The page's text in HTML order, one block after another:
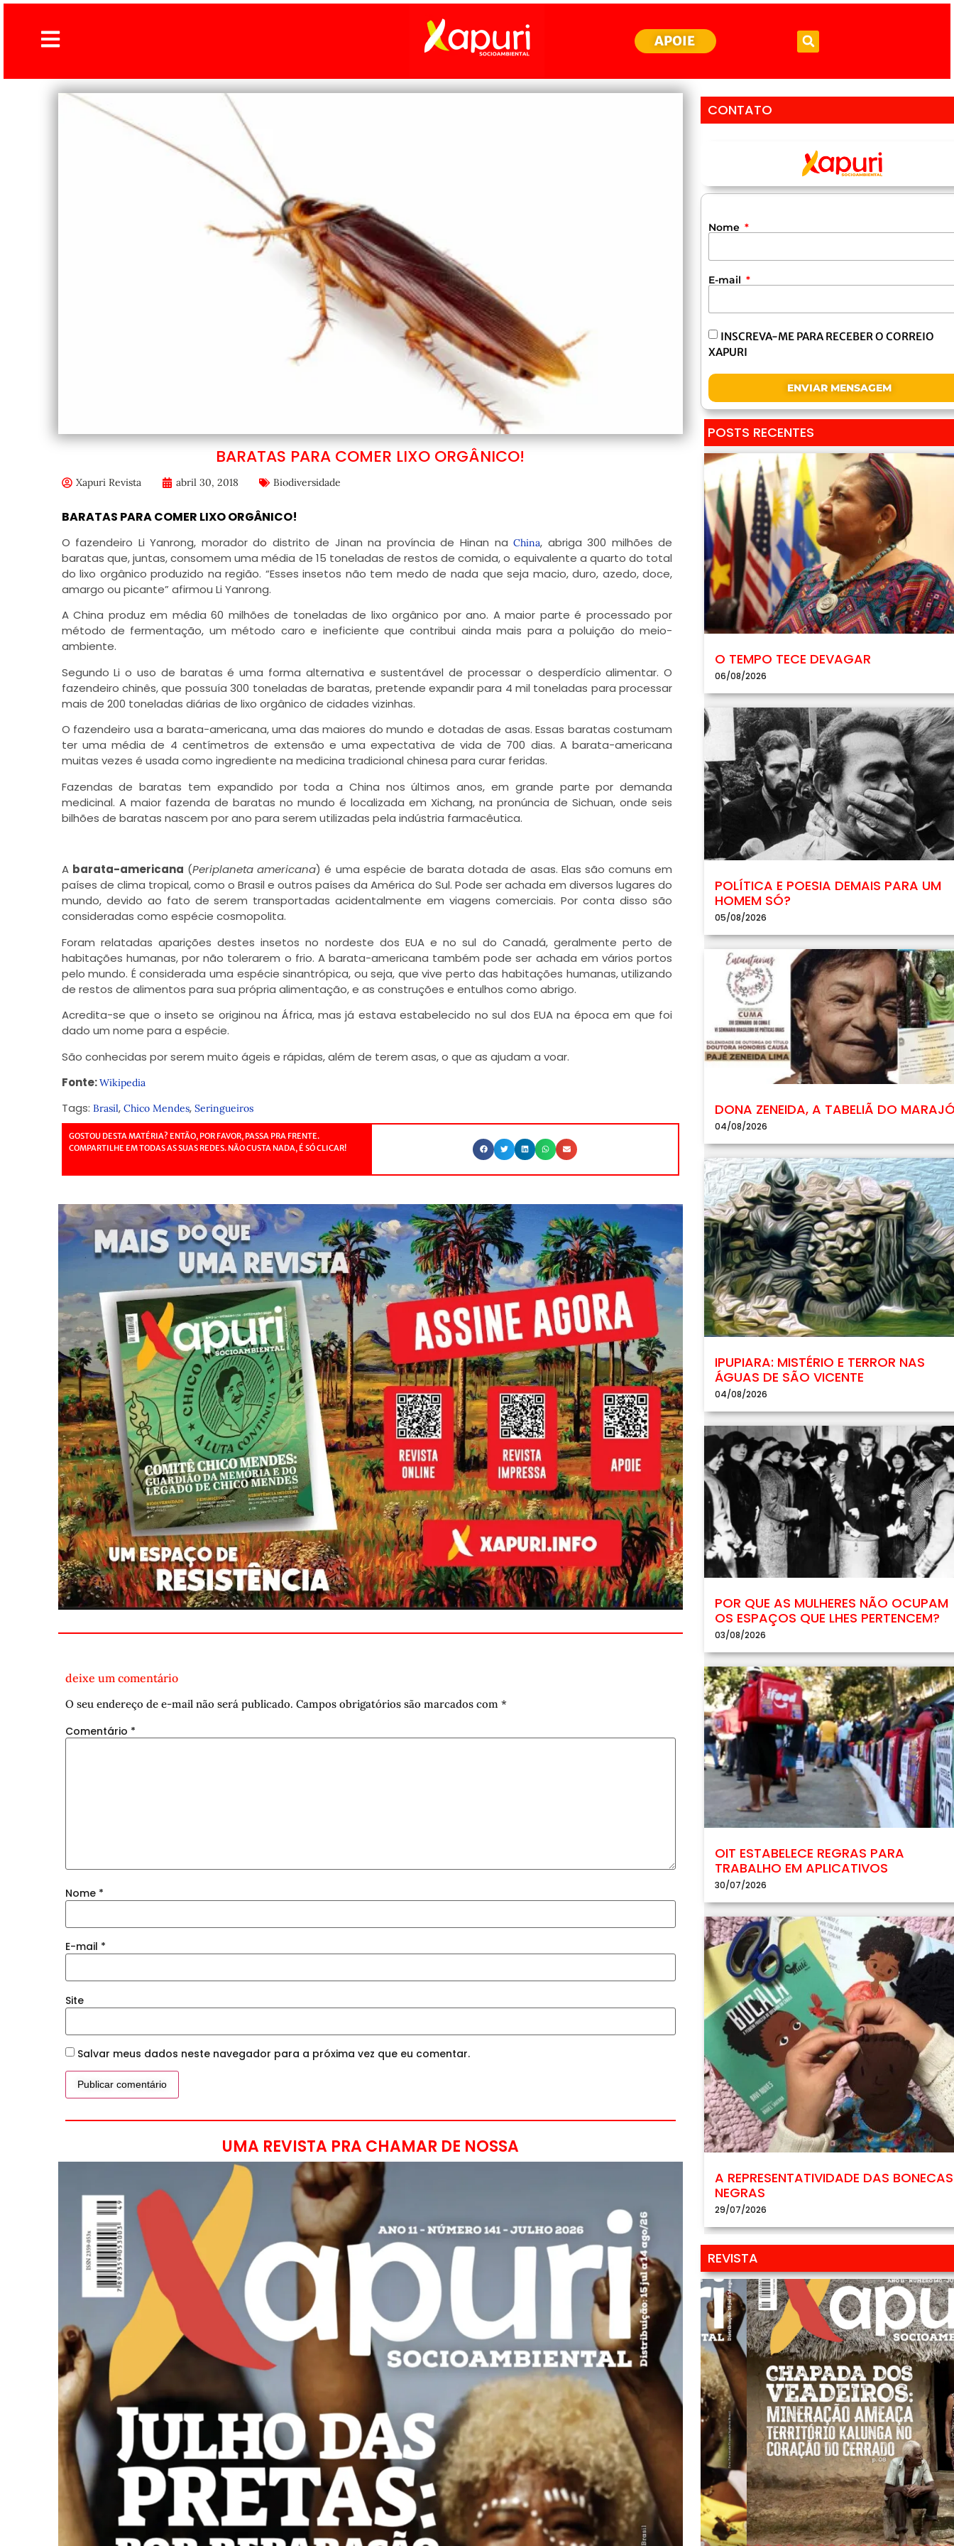
APOIE
BARATAS PARA COMER LIXO ORGÂNICO!
Xapuri Revista abril 30, 2018 Biodiversidade
BARATAS PARA COMER LIXO ORGÂNICO!
O fazendeiro Li Yanrong, morador do distrito de Jinan na província de Hinan naChina, abriga 300 milhões de
baratas que, juntas, consomem uma média de 15 toneladas de restos de comida, o equivalente a quarto do total
do lixo orgânico produzido na região. “Esses insetos não tem medo de nada que seja macio, duro, azedo, doce,
amargo ou picante” afirmou Li Yanrong.
A China produz em média 60 milhões de toneladas de lixo orgânico por ano. A maior parte é processado por
método de fermentação, um método caro e ineficiente que contribui ainda mais para a poluição do meio-
ambiente.
Segundo Li o uso de baratas é uma forma alternativa e sustentável de processar o desperdício alimentar. O
fazendeiro chinês, que possuía 300 toneladas de baratas, pretende expandir para 4 mil toneladas para processar
mais de 200 toneladas diárias de lixo orgânico de cidades vizinhas.
O fazendeiro usa a barata-americana, uma das maiores do mundo e dotadas de asas. Essas baratas costumam
ter uma média de 4 centímetros de extensão e uma expectativa de vida de 700 dias. A barata-americana
muitas vezes é usada como ingrediente na medicina tradicional chinesa para curar feridas.
Fazendas de baratas tem expandido por toda a China nos últimos anos, em grande parte por demanda
medicinal. A maior fazenda de baratas no mundo é localizada em Xichang, na pronúncia de Sichuan, onde seis
bilhões de baratas nascem por ano para serem utilizadas pela indústria farmacêutica.
A barata-americana (Periplaneta americana) é uma espécie de barata dotada de asas. Elas são comuns em
países de clima tropical, como o Brasil e outros países da América do Sul. Pode ser achada em diversos lugares do
mundo, devido ao fato de serem transportadas acidentalmente em viagens comerciais. Por conta disso são
consideradas como espécie cosmopolita.
Foram relatadas aparições destes insetos no nordeste dos EUA e no sul do Canadá, geralmente perto de
habitações humanas, por não tolerarem o frio. A barata-americana também pode ser achada em vários portos
pelo mundo. É considerada uma espécie sinantrópica, ou seja, que vive perto das habitações humanas, utilizando
de restos de alimentos para sua própria alimentação, e as construções e entulhos como abrigo.
Acredita-se que o inseto se originou na África, mas já estava estabelecido no sul dos EUA na época em que foi
dado um nome para a espécie.
São conhecidas por serem muito ágeis e rápidas, além de terem asas, o que as ajudam a voar.
Fonte:Wikipedia
Tags: Brasil, Chico Mendes, Seringueiros
GOSTOU DESTA MATÉRIA? ENTÃO, POR FAVOR, PASSA PRA FRENTE.
COMPARTILHE EM TODAS AS SUAS REDES. NÃO CUSTA NADA, É SÓ CLICAR!
deixe um comentário
O seu endereço de e-mail não será publicado. Campos obrigatórios são marcados com *
Comentário *
Nome *
E-mail *
Site
Salvar meus dados neste navegador para a próxima vez que eu comentar.
UMA REVISTA PRA CHAMAR DE NOSSA
CONTATO
Nome
E-mail
INSCREVA-ME PARA RECEBER O CORREIO
XAPURI
ENVIAR MENSAGEM
POSTS RECENTES
O TEMPO TECE DEVAGAR
06/08/2026
POLÍTICA E POESIA DEMAIS PARA UM
HOMEM SÓ?
05/08/2026
DONA ZENEIDA, A TABELIÃ DO
04/08/2026
IPUPIARA: MISTÉRIO E TERROR NAS
ÁGUAS DE SÃO VICENTE
04/08/2026
POR QUE AS MULHERES NÃO OCUPAM
OS ESPAÇOS QUE LHES PERTENCEM?
03/08/2026
OIT ESTABELECE REGRAS PARA
TRABALHO EM APLICATIVOS
30/07/2026
A REPRESENTATIVIDADE DAS BONECAS
NEGRAS
29/07/2026
REVISTA